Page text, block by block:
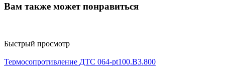
Вам также может понравиться
Быстрый просмотр
Термосопротивление ДТС 064-pt100.В3.800